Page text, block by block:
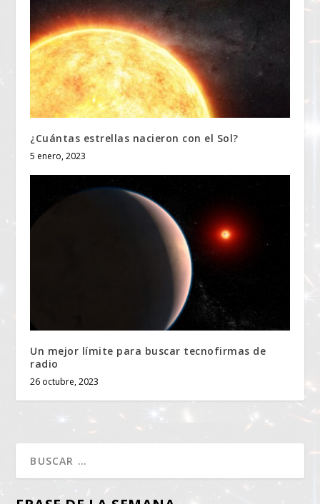
¿Cuántas estrellas nacieron con el Sol?
5 enero, 2023
Un mejor límite para buscar tecnofirmas de
radio
26 octubre, 2023